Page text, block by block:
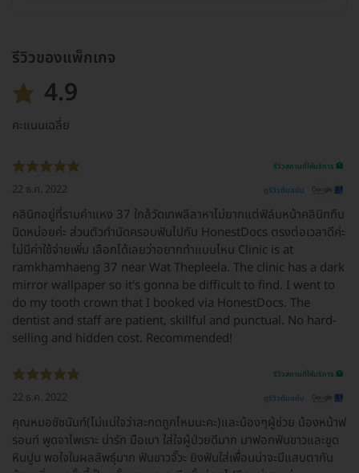
รีวิวของแพ็กเกจ
4.9
คะแนนเฉลี่ย
รีวิวสถานที่ให้บริการ 🏥
22 ธ.ค. 2022 ดูรีวิวต้นฉบับ
คลินิกอยู่ที่รามคำแหง 37 ใกล้วัดเทพลีลาหาไม่ยากแต่ฟิล์มหน้าคลินิกทึบ
นิดหน่อยค่ะ ส่วนตัวทำนัดครอบฟันไปกับ HonestDocs ตรงต่อเวลาดีค่ะ
ไม่มีค่าใช้จ่ายเพิ่ม เลือกได้เลยว่าอยากทำแบบไหน Clinic is at
ramkhamhaeng 37 near Wat Thepleela. The clinic has a dark
mirror wallpaper so it's gonna be difficult to find. I went to
do my tooth crown that I booked via HonestDocs. The
dentist and staff are patient, skillful and punctual. No hard-
selling and hidden cost. Recommended!
รีวิวสถานที่ให้บริการ 🏥
22 ธ.ค. 2022 ดูรีวิวต้นฉบับ
คุณหมอชัชนันท์(ไม่แน่ใจว่าสะกดถูกไหมนะคะ)และน้องๆผู้ช่วย น้องหน้าฟ
รอนท์ พูดจาไพเราะ น่ารัก มือเบา ใส่ใจผู้ป่วยดีมาก มาฟอกฟันขาวและขูด
หินปูน พอใจในผลลัพธุ์มาก ฟันขาวจั๊วะ ยิงฟันใส่เพื่อนน่าจะมีแสบตากัน